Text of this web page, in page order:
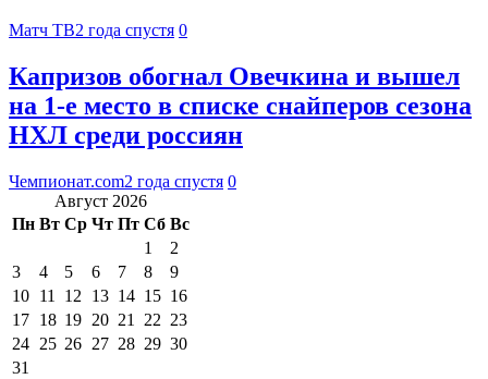
Матч ТВ2 года спустя 0
Капризов обогнал Овечкина и вышел
на 1-е место в списке снайперов сезона
НХЛ среди россиян
Чемпионат.com2 года спустя 0
Август 2026
Пн Вт Ср Чт Пт Сб Вс
1
2
3
4 5 6 7 8
9
10 11 12 13 14 15 16
17 18 19 20 21 22 23
24 25 26 27 28 29 30
31